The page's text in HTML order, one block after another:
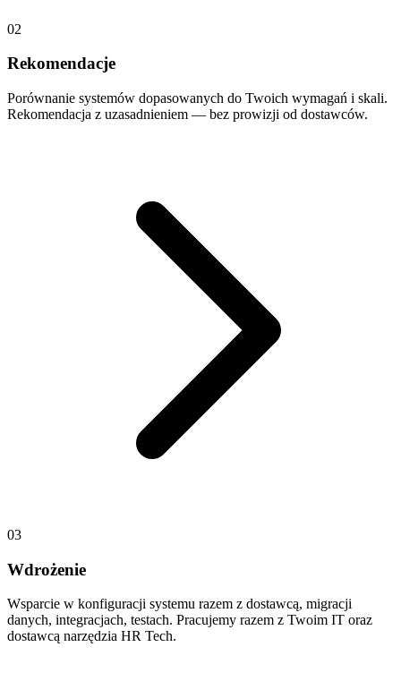
02
Rekomendacje
Porównanie systemów dopasowanych do Twoich wymagań i skali.
Rekomendacja z uzasadnieniem — bez prowizji od dostawców.
03
Wdrożenie
Wsparcie w konfiguracji systemu razem z dostawcą, migracji
danych, integracjach, testach. Pracujemy razem z Twoim IT oraz
dostawcą narzędzia HR Tech.